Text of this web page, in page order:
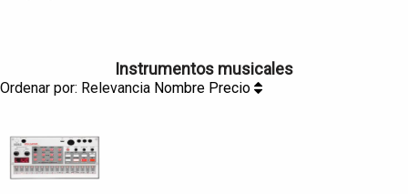
Instrumentos musicales
Ordenar por: Relevancia Nombre Precio